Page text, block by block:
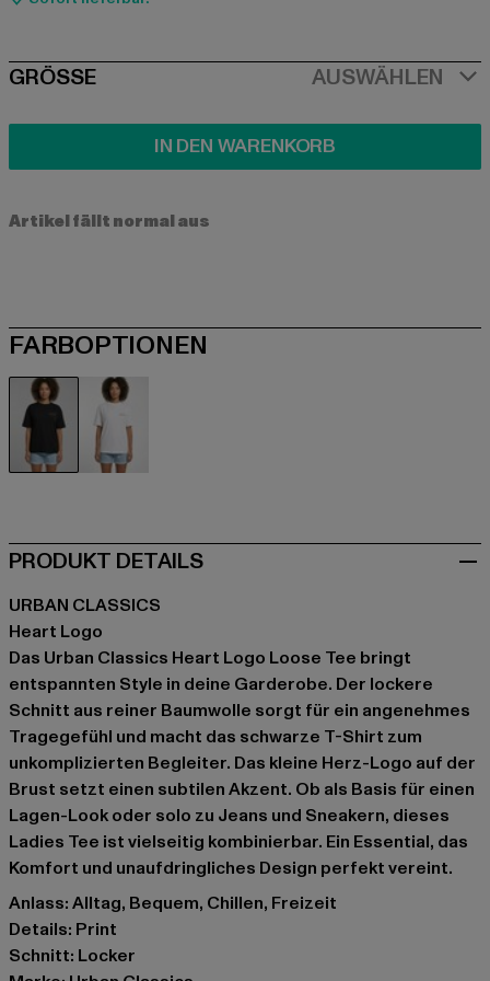
SIZE
GRÖSSE AUSWÄHLEN
IN DEN WARENKORB
Artikel fällt normal aus
FARBOPTIONEN
PRODUKT DETAILS
URBAN CLASSICS
Heart Logo
Das Urban Classics Heart Logo Loose Tee bringt
entspannten Style in deine Garderobe. Der lockere
Schnitt aus reiner Baumwolle sorgt für ein angenehmes
Tragegefühl und macht das schwarze T-Shirt zum
unkomplizierten Begleiter. Das kleine Herz-Logo auf der
Brust setzt einen subtilen Akzent. Ob als Basis für einen
Lagen-Look oder solo zu Jeans und Sneakern, dieses
Ladies Tee ist vielseitig kombinierbar. Ein Essential, das
Komfort und unaufdringliches Design perfekt vereint.
Anlass: Alltag, Bequem, Chillen, Freizeit
Details: Print
Schnitt: Locker